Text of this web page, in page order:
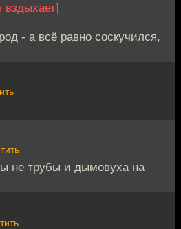
вздыхает]
- а всё равно соскучился,
не трубы и дымовуха на